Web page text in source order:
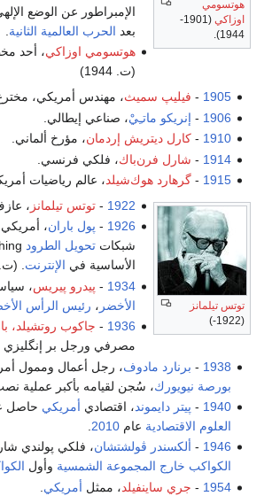
الإمبراطور عن الوضع الإلهي للأباطرة اليابانيين
بعدالحرب العالمية الثانية.
هوتسومي اوزاكي ، أحد مخططي قضية زورگه.
سميث، مهندس أمريكي، مخترعمخطط سميث.
ماتـِيْ، صناعي إيطالي.
ديتريش إردمان، مؤرخ ألماني.
فرن‌باك، فلكي فرنسي.
هوك‌شيلد، عالم رياضيات أمريكي.
1922
-توتس تيلمانز، عازفهارمونيكا جاز .
1926
-پول باران
، أمريكي، أحد مخترعي
شبكاتتحويل الطرود packet switching
الأساسية فيالإنترنت. (ت. 2011)
1934
- پيدرو پيريس، سياسي منالرأس
الأخضر،رئيس الرأس الأخضر الثالث.
1936
جاكوب روتشيلد، بارون روتشيلد الرابع،
مصرفي ورجل بر إنگليزي
مادوف، رجل أعمال وممول أمريكي، ورئيس
، سُجن لقيامه بأكبر عملية نصب مالي في التاريخ.
، اقتصاديأمريكيحاصل علىجائزة نوبل في
عام2010
.
ڤولشتشان ، فلكي پولندي شارك في اكتشاف أول
المجموعة الشمسية وأولالكواكب النابضة.
، ممثلأمريكي.